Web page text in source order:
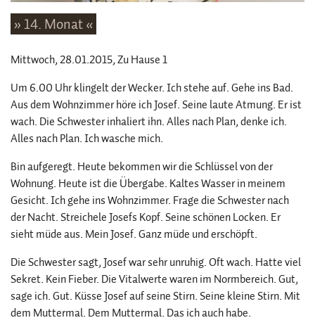
» 14. Monat «
Mittwoch, 28.01.2015, Zu Hause 1
Um 6.00 Uhr klingelt der Wecker. Ich stehe auf. Gehe ins Bad.
Aus dem Wohnzimmer höre ich Josef. Seine laute Atmung. Er ist
wach. Die Schwester inhaliert ihn. Alles nach Plan, denke ich.
Alles nach Plan. Ich wasche mich.
Bin aufgeregt. Heute bekommen wir die Schlüssel von der
Wohnung. Heute ist die Übergabe. Kaltes Wasser in meinem
Gesicht. Ich gehe ins Wohnzimmer. Frage die Schwester nach
der Nacht. Streichele Josefs Kopf. Seine schönen Locken. Er
sieht müde aus. Mein Josef. Ganz müde und erschöpft.
Die Schwester sagt, Josef war sehr unruhig. Oft wach. Hatte viel
Sekret. Kein Fieber. Die Vitalwerte waren im Normbereich. Gut,
sage ich. Gut. Küsse Josef auf seine Stirn. Seine kleine Stirn. Mit
dem Muttermal. Dem Muttermal. Das ich auch habe.